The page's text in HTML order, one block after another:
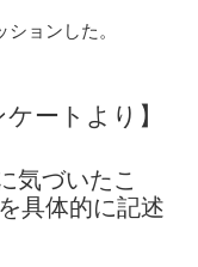
ョンした。
ートより】
気づいたこ
具体的に記述